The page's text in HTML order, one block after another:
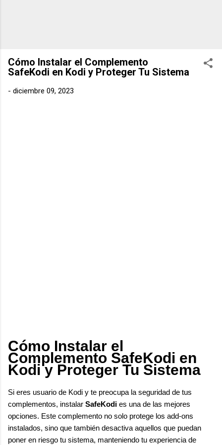
Cómo Instalar el Complemento
SafeKodi en Kodi y Proteger Tu Sistema
- diciembre 09, 2023
Cómo Instalar el
Complemento SafeKodi en
Kodi y Proteger Tu Sistema
Si eres usuario de Kodi y te preocupa la seguridad de tus
complementos, instalar SafeKodi es una de las mejores
opciones. Este complemento no solo protege los add-ons
instalados, sino que también desactiva aquellos que puedan
poner en riesgo tu sistema, manteniendo tu experiencia de